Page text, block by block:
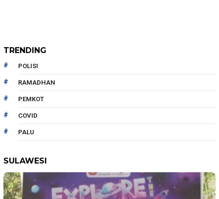
TRENDING
POLISI
RAMADHAN
PEMKOT
COVID
PALU
SULAWESI